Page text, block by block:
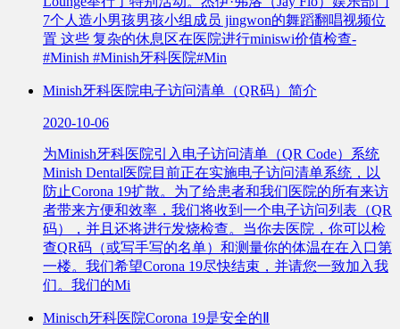
7个人造小男孩男孩小组成员 jingwon的舞蹈翻唱视频位
置 这些 复杂的休息区在医院进行miniswi价值检查-
#Minish #Minish牙科医院#Min
Minish牙科医院电子访问清单（QR码）简介
2020-10-06
为Minish牙科医院引入电子访问清单（QR Code）系统
Minish Dental医院目前正在实施电子访问清单系统，以
防止Corona 19扩散。为了给患者和我们医院的所有来访
者带来方便和效率，我们将收到一个电子访问列表（QR
码），并且还将进行发烧检查。当你去医院，你可以检
查QR码（或写手写的名单）和测量你的体温在在入口第
一楼。我们希望Corona 19尽快结束，并请您一致加入我
们。我们的Mi
Minisch牙科医院Corona 19是安全的Ⅱ